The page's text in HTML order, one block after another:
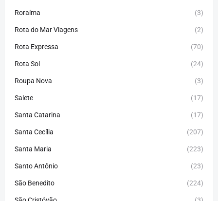
Roraíma (3)
Rota do Mar Viagens (2)
Rota Expressa (70)
Rota Sol (24)
Roupa Nova (3)
Salete (17)
Santa Catarina (17)
Santa Cecília (207)
Santa Maria (223)
Santo Antônio (23)
São Benedito (224)